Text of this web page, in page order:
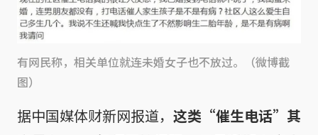
有网民称，相关单位就连未婚女子也不放过。（微博截
图）
据中国媒体财新网报道， 这类“催生电话”其